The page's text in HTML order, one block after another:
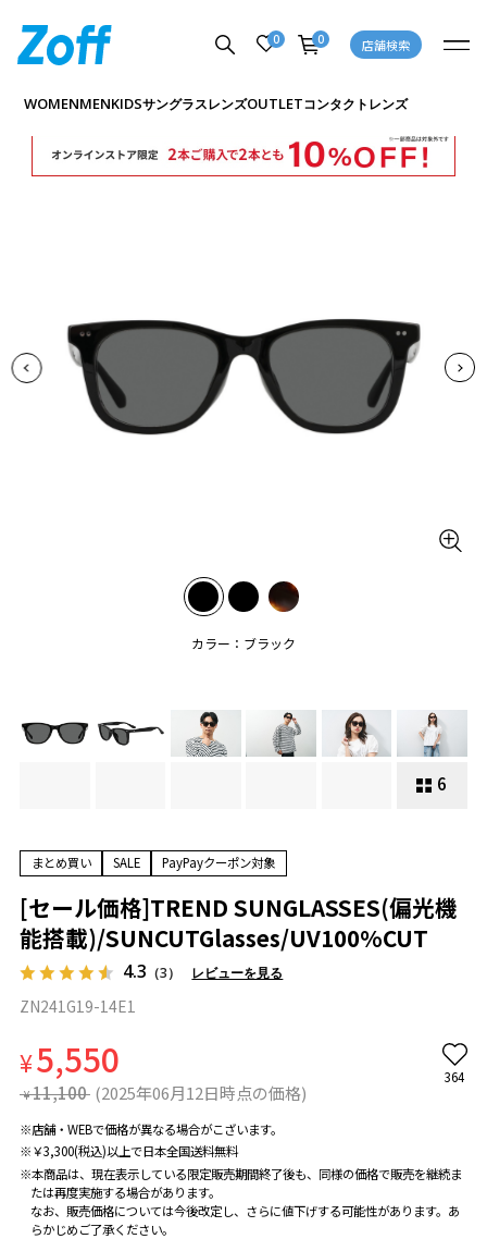
0 0 店舗検索
WOMENMENKIDSサングラスレンズOUTLETコンタクトレンズ
カラー：ブラック
6
商品詳細ページへ
まとめ買い SALE PayPayクーポン対象
[セール価格]TREND SUNGLASSES(偏光機
能搭載)/SUNCUTGlasses/UV100%CUT
4.3 （3） レビューを見る
ZN241G19-14E1
¥5,550
¥ 11,100 (2025年06月12日時点の価格)
364
※店舗・WEBで価格が異なる場合がこざいます。
※￥3,300(税込)以上で日本全国送料無料
※本商品は、現在表示している限定販売期間終了後も、同様の価格で販売を継続ま
たは再度実施する場合があります。
なお、販売価格については今後改定し、さらに値下げする可能性があります。あ
らかじめご了承ください。